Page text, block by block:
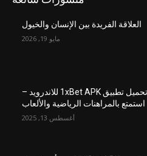
العلاقة الفريدة بين الإنسان والخيول
مايو 19, 2026
عنوان: تحميل تطبيق 1xBet APK للاندرويد –
استمتع بالمراهنات الرياضية والألعاب
أغسطس 13, 2025